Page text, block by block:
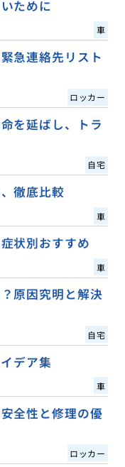
ために
車
急連絡先リスト
ロッカー
を延ばし、トラ
自宅
徹底比較
車
状別おすすめ
車
原因究明と解決
自宅
デア集
車
全性と修理の優
ロッカー